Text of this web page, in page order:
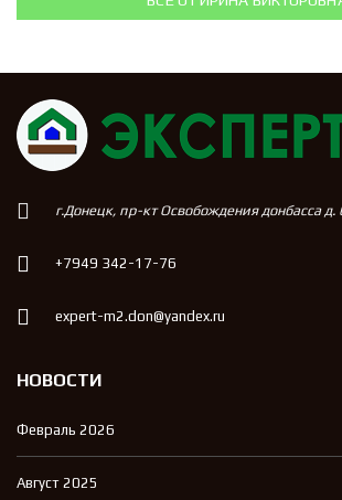
г.Донецк, пр-кт Освобождения донбасса д.
+7949 342-17-76
expert-m2.don@yandex.ru
НОВОСТИ
Февраль 2026
Август 2025